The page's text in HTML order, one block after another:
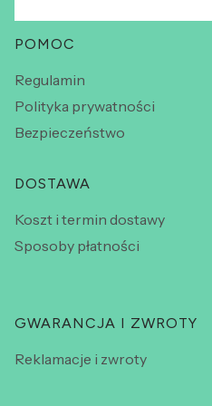
Linki w stopce
POMOC
Regulamin
Polityka prywatności
Bezpieczeństwo
DOSTAWA
Koszt i termin dostawy
Sposoby płatności
GWARANCJA I ZWROTY
Reklamacje i zwroty